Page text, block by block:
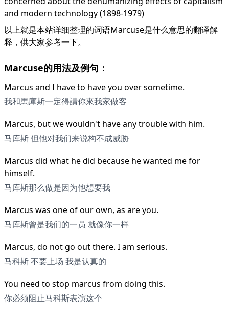
and modern technology (1898-1979)
以上就是本站详细整理的词语Marcuse是什么意思的翻译解
释，供大家参考一下。
Marcuse的用法及例句：
Marcus and I have to have you over sometime.
我和馬庫斯一定得請你來我家做客
Marcus, but we wouldn't have any trouble with him.
马库斯 但他对我们来说构不成威胁
Marcus did what he did because he wanted me for
himself.
马库斯那么做是因为他想要我
Marcus was one of our own, as are you.
马库斯曾是我们的一员 就像你一样
Marcus, do not go out there. I am serious.
马科斯 不要上场 我是认真的
You need to stop marcus from doing this.
你必须阻止马科斯表演这个